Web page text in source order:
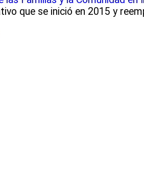
que se inició en 2015 y